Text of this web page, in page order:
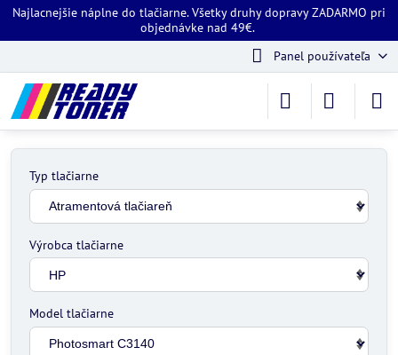
Najlacnejšie náplne do tlačiarne. Všetky druhy dopravy ZADARMO pri
objednávke nad 49€.
Panel používateľa
Typ tlačiarne
Výrobca tlačiarne
Model tlačiarne